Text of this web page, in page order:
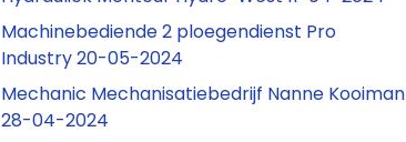
Machinebediende 2 ploegendienst Pro
Industry 20-05-2024
Mechanic Mechanisatiebedrijf Nanne Kooiman
28-04-2024